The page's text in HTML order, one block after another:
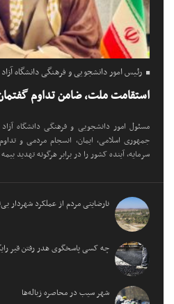
رئیس امور دانشجویی و فرهنگی دانشگاه
استقامت ملت، ضامن تداوم
مسئول امور دانشجویی و فرهنگی دانشگاه
جمهوری اسلامی، ایمان، انسجام مردمی و
سرمایه، آینده کشور را در برابر هرگونه تهدید
نارضایتی مردم از عملکرد شهردار
چه کسی پاسخگوی هدر رفتن قیر
شهر سیب در محاصره زباله‌ها